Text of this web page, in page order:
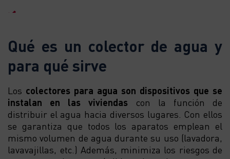
Qué es un colector de agua y
para qué sirve
Los colectores para agua son dispositivos que se
instalan en las viviendas con la función de
distribuir el agua hacia diversos lugares. Con ellos
se garantiza que todos los aparatos emplean el
mismo volumen de agua durante su uso (lavadora,
lavavajillas, etc.) Además, minimiza los riesgos de